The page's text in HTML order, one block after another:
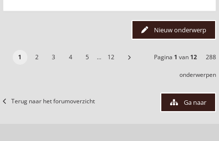
Nieuw onderwerp
1 2 3 4 5 … 12 Pagina 1 van 12 288
onderwerpen
Terug naar het forumoverzicht Ga naar